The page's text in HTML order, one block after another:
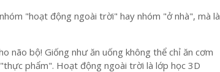
"hoạt động ngoài trời" hay nhóm "ở nhà", mà là
não bộ! Giống như ăn uống không thể chỉ ăn cơm
phẩm". Hoạt động ngoài trời là lớp học 3D